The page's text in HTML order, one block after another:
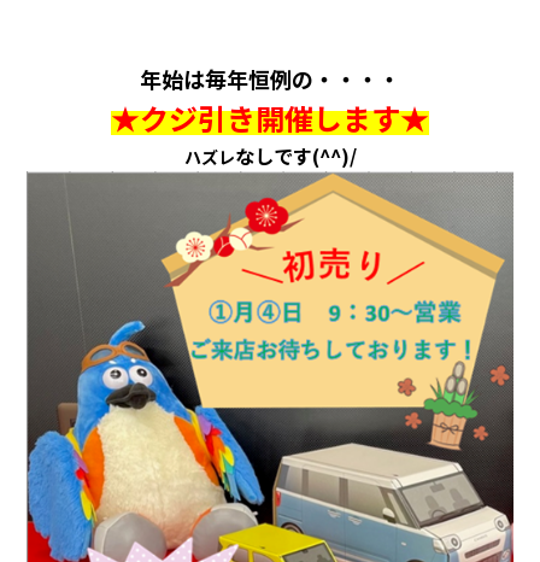
年始は毎年恒例の・・・・
★クジ引き開催します★
ハズレなしです(^^)/